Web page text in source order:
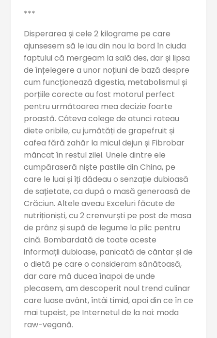
***
Disperarea și cele 2 kilograme pe care
ajunsesem să le iau din nou la bord în ciuda
faptului că mergeam la sală des, dar și lipsa
de înțelegere a unor noțiuni de bază despre
cum funcționează digestia, metabolismul și
porțiile corecte au fost motorul perfect
pentru următoarea mea decizie foarte
proastă. Câteva colege de atunci roteau
diete oribile, cu jumătăți de grapefruit și
cafea fără zahăr la micul dejun și Fibrobar
mâncat în restul zilei. Unele dintre ele
cumpăraseră niște pastile din China, pe
care le luai și îți dădeau o senzație dubioasă
de sațietate, ca după o masă generoasă de
Crăciun. Altele aveau Exceluri făcute de
nutriționiști, cu 2 crenvurști pe post de masa
de prânz și supă de legume la plic pentru
cină. Bombardată de toate aceste
informații dubioase, panicată de cântar și de
o dietă pe care o consideram sănătoasă,
dar care mă ducea înapoi de unde
plecasem, am descoperit noul trend culinar
care luase avânt, întâi timid, apoi din ce în ce
mai tupeist, pe Internetul de la noi: moda
raw-vegană.